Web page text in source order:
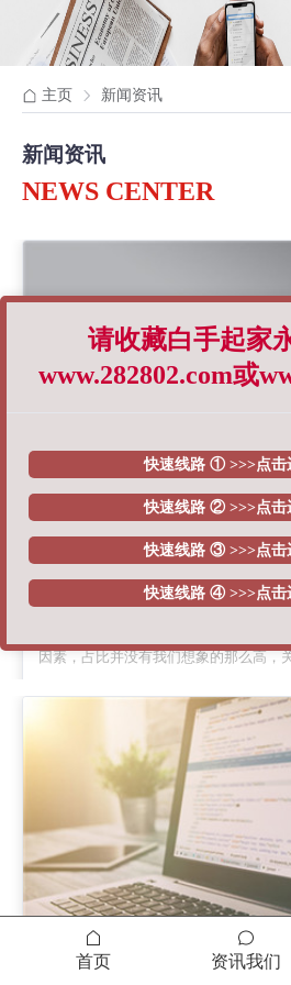
首页 资讯我们
请收藏白手起家
www.282802.com或
快速线路 ① >>>点击
快速线路 ② >>>点击
快速线路 ③ >>>点击
快速线路 ④ >>>点击
主页 新闻资讯
新闻资讯
NEWS CENTER
内容运营优化 六个细节关乎成败
网站想获得好的排名，并不是必须用外
因素，占比并没有我们想象的那么高，
时候是选择的，因为作为行业来说，企